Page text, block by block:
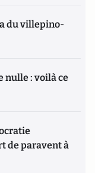
du villepino-
nulle : voilà ce
de paravent à